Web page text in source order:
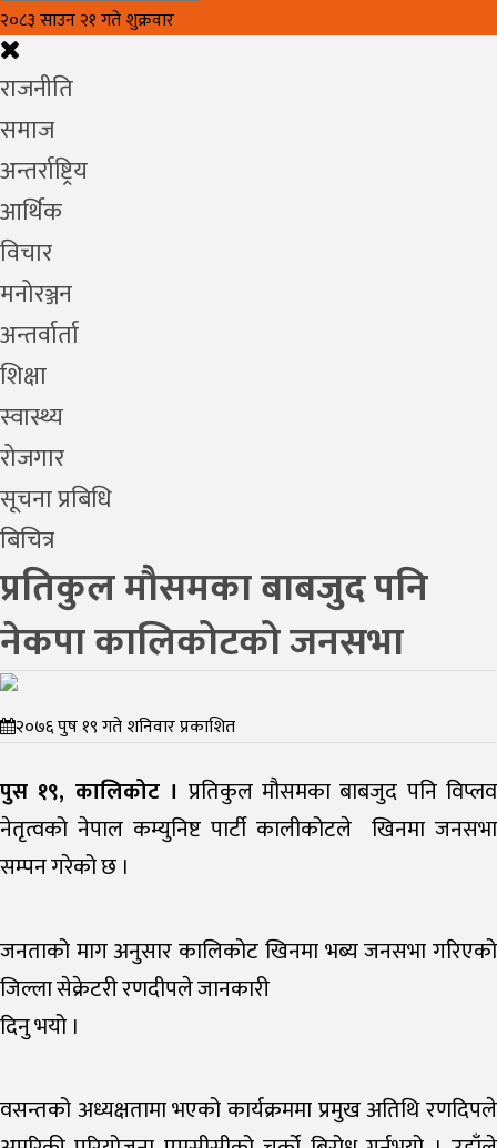
२०८३ साउन २१ गते शुक्रवार
राजनीति
समाज
अन्तर्राष्ट्रिय
आर्थिक
विचार
मनोरञ्जन
अन्तर्वार्ता
शिक्षा
स्वास्थ्य
रोजगार
सूचना प्रबिधि
बिचित्र
प्रतिकुल मौसमका बाबजुद पनि
नेकपा कालिकोटको जनसभा
२०७६ पुष १९ गते शनिवार प्रकाशित
पुस १९, कालिकोट । प्रतिकुल मौसमका बाबजुद पनि विप्लव
नेतृत्वको नेपाल कम्युनिष्ट पार्टी कालीकोटले खिनमा जनसभा
सम्पन गरेको छ ।
जनताको माग अनुसार कालिकोट खिनमा भब्य जनसभा गरिएको
जिल्ला सेक्रेटरी रणदीपले जानकारी
दिनु भयो ।
वसन्तको अध्यक्षतामा भएको कार्यक्रममा प्रमुख अतिथि रणदिपले